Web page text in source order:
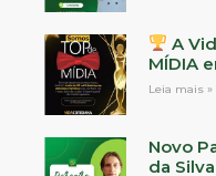
A
MÍDIA
Leia mais »
Novo
da